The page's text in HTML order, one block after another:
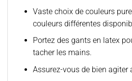
Vaste choix de couleurs
couleurs différentes
Portez des gants en latex
tacher les mains.
Assurez-vous de bien